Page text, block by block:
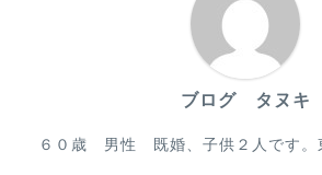
ブログ タヌキ
６０歳 男性 既婚、子供２人です。